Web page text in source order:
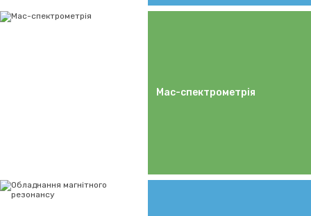
Мас-спектрометрія